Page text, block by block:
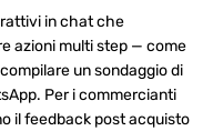
in chat che
azioni multi step — come
un sondaggio di
Per i commercianti
il feedback post acquisto